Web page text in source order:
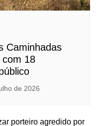
Caminhadas
com 18
de 2026